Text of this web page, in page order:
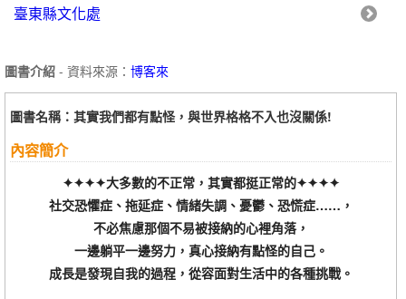
臺東縣文化處
圖書介紹 - 資料來源： 博客來
圖書名稱：其實我們都有點怪，與世界格格不入也沒關係!
內容簡介
✦✦✦✦大多數的不正常，其實都挺正常的✦✦✦✦
社交恐懼症、拖延症、情緒失調、憂鬱、恐慌症……，
不必焦慮那個不易被接納的心裡角落，
一邊躺平一邊努力，真心接納有點怪的自己。
成長是發現自我的過程，從容面對生活中的各種挑戰。